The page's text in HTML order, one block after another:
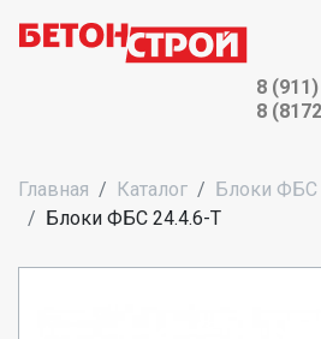
8
8
Главная Каталог
Блоки ФБС
Блоки ФБС 24.4.6-Т